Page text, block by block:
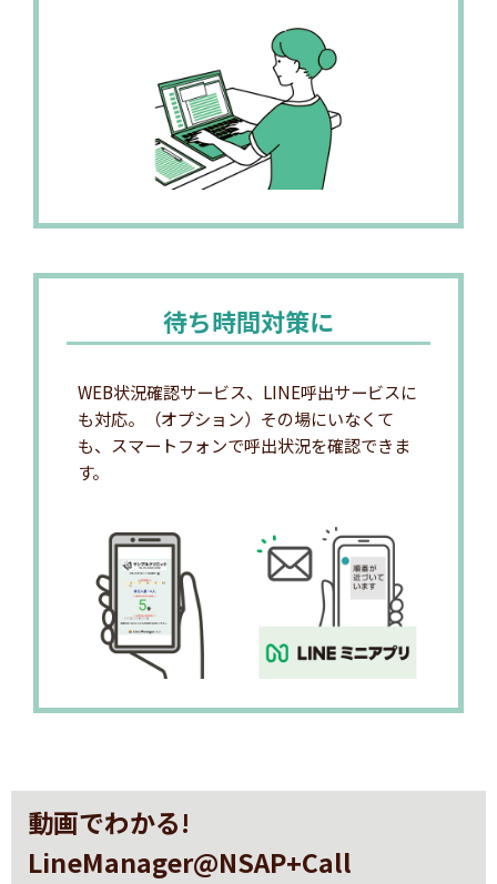
待ち時間対策に
WEB状況確認サービス、LINE呼出サービスに
も対応。（オプション）その場にいなくて
も、スマートフォンで呼出状況を確認できま
す。
動画でわかる!
LineManager@NSAP+Call